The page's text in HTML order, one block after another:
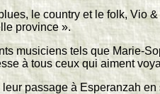
le country et le folk, Vio
province ».
musiciens tels que Marie-
à tous ceux qui aiment
passage à Esperanzah en